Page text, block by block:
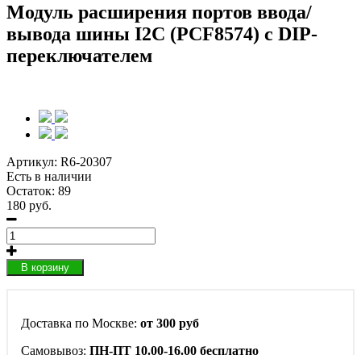
Модуль расширения портов ввода/
вывода шины I2C (PCF8574) с DIP-
переключателем
Артикул: R6-20307
Есть в наличии
Остаток: 89
180 руб.
В корзину
Доставка по Москве: от 300 руб
Самовывоз: ПН-ПТ 10.00-16.00 бесплатно